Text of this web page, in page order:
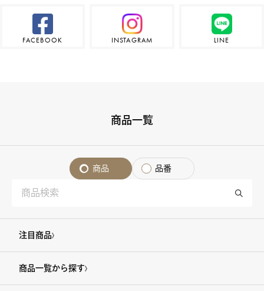
FACEBOOK INSTAGRAM LINE
商品一覧
商品 品番
注目商品
商品一覧から探す